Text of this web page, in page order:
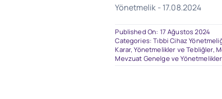
Yönetmelik - 17.08.2024
Published On: 17 Ağustos 2024
Categories:Tıbbi Cihaz
Karar, Yönetmelikler ve Tebliğler,
Mevzuat Genelge ve Yönetmelikler